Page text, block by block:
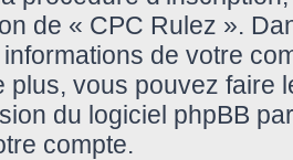
de « CPC Rulez ».
de votre
plus, vous pouvez faire
du logiciel phpBB
compte.